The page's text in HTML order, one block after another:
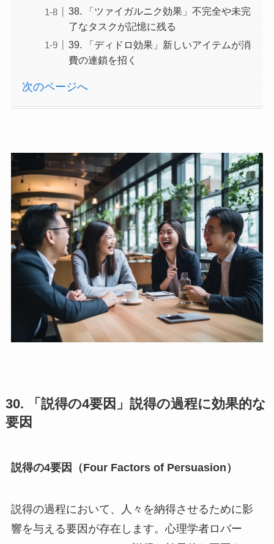
38. 「ツァイガルニク効果」不完全や未完
了なタスクが記憶に残る
39. 「ディドロ効果」新しいアイテムが消
費の連鎖を招く
次のページへ
30. 「説得の4要因」説得の過程に効果的な
要因
説得の4要因（Four Factors of Persuasion）
説得の過程において、人々を納得させるために影
響を与える要因が存在します。心理学者ロバー